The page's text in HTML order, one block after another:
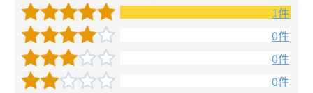
1件
0件
0件
0件